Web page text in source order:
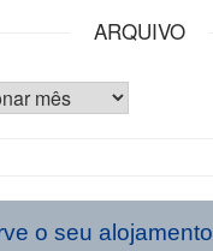
ARQUIVO
o seu alojamento